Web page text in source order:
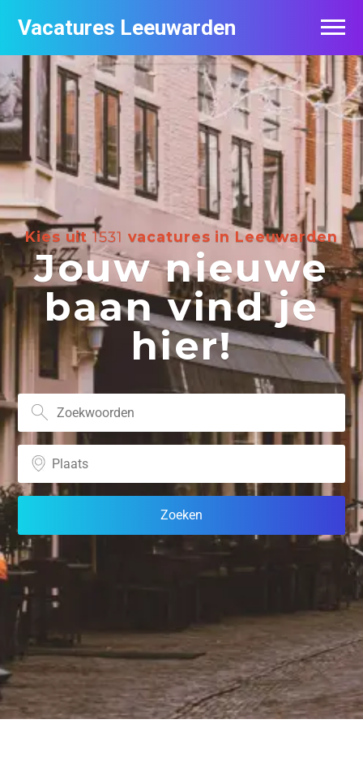
Vacatures Leeuwarden
Kies uit1531 vacatures in Leeuwarden
Jouw nieuwe
baan vind je
hier!
Vacatures per bedrijf
De populairste vacatures in Leeuwarden
Nieuwsbrief feed